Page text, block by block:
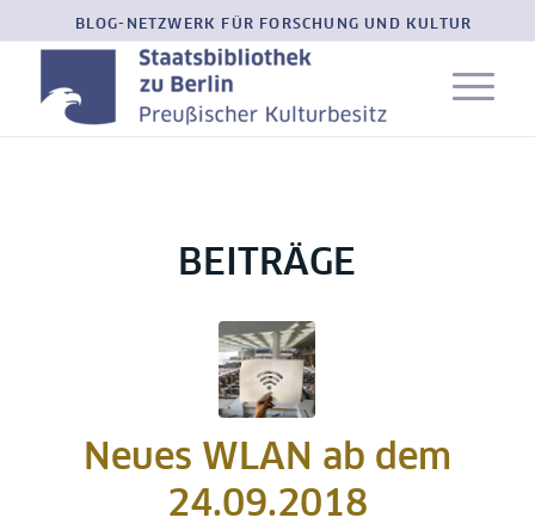
BLOG-NETZWERK FÜR FORSCHUNG UND KULTUR
BEITRÄGE
Neues WLAN ab dem
24.09.2018